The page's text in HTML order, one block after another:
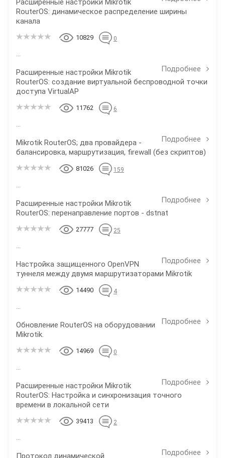
Расширенные настройки Mikrotik
RouterOS: динамическое распределение ширины
канала
10829 0
...
Подробнее
Расширенные настройки Mikrotik
RouterOS: создание виртуальной беспроводной точки
доступа VirtualAP
11762 6
...
Подробнее
Mikrotik RouterOS; два провайдера -
балансировка, маршрутизация, firewall (без скриптов)
81026 159
...
Подробнее
Расширенные настройки Mikrotik
RouterOS: перенаправление портов - dstnat
27777 25
...
Подробнее
Настройка защищенного OpenVPN
туннеля между двумя маршрутизаторами Mikrotik
14490 4
...
Подробнее
Обновление RouterOS на оборудовании
Mikrotik.
14969 0
...
Подробнее
Расширенные настройки Mikrotik
RouterOS: Настройка и синхронизация точного
времени в локальной сети
39413 2
...
Подробнее
Протокол динамической